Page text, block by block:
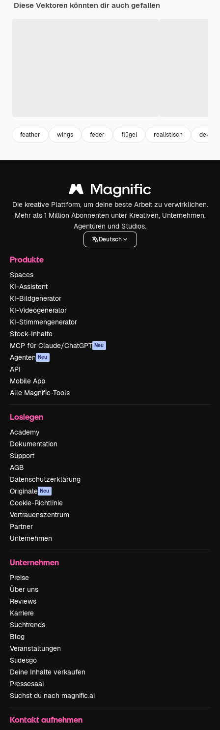
Diese Vektoren könnten dir auch gefallen
feather wings feder flügel realistisch
Die kreative Plattform, um deine beste Arbeit zu verwirklichen.
Mehr als 1 Million Abonnenten unter Kreativen, Unternehmen,
Agenturen und Studios.
Deutsch
Produkte
Spaces
KI-Assistent
KI-Bildgenerator
KI-Videogenerator
KI-Stimmengenerator
Stock-Inhalte
MCP für Claude/ChatGPT Neu
Agenten Neu
API
Mobile App
Alle Magnific-Tools
Loslegen
Academy
Dokumentation
Support
AGB
Datenschutzerklärung
Originale Neu
Cookie-Richtlinie
Vertrauenszentrum
Partner
Unternehmen
Unternehmen
Preise
Über uns
Reviews
Karriere
Suchtrends
Blog
Veranstaltungen
Slidesgo
Deine Inhalte verkaufen
Pressesaal
Suchst du nach magnific.ai
Kontakt aufnehmen